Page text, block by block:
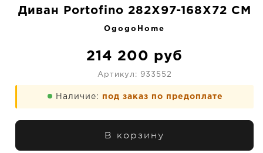
Диван Portofino 282X97-168X72 CM
OgogoHome
214 200 руб
Артикул: 933552
Наличие: под заказ по предоплате
В корзину